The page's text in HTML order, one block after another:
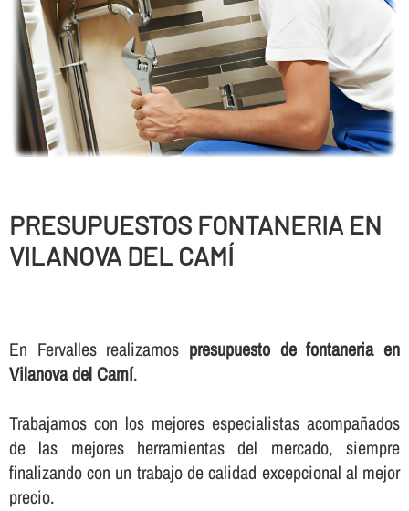
PRESUPUESTOS FONTANERIA EN
VILANOVA DEL CAMÍ
En Fervalles realizamos presupuesto de fontaneria en
Vilanova del Camí.
Trabajamos con los mejores especialistas acompañados
de las mejores herramientas del mercado, siempre
finalizando con un trabajo de calidad excepcional al mejor
precio.